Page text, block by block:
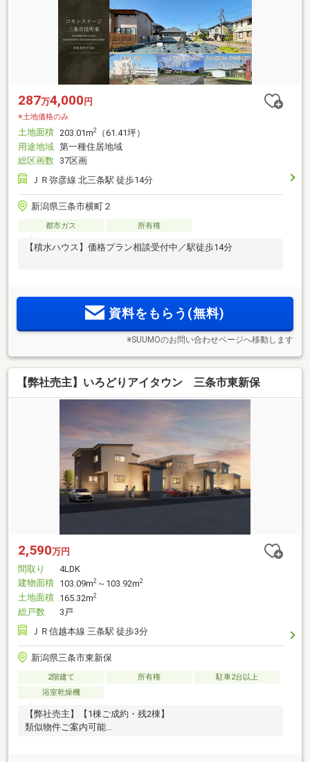
287万4,000 円
※土地価格のみ
土地面積 203.01m2
（61.41坪）
用途地域 第一種住居地域
総区画数 37区画
ＪＲ弥彦線 北三条駅 徒歩14分
新潟県三条市横町２
都市ガス 所有権
【積水ハウス】価格プラン相談受付中／駅徒歩14分
資料をもらう(無料)
※SUUMOのお問い合わせページへ移動します
【弊社売主】いろどりアイタウン 三条市東新保
2,590万円
間取り
4LDK
建物面積 103.09m2 ～103.92m2
土地面積 165.32m2
総戸数
3戸
ＪＲ信越本線 三条駅 徒歩3分
新潟県三条市東新保
2階建て 所有権
駐車2台以上
浴室乾燥機
【弊社売主】【1棟ご成約・残2棟】
類似物件ご案内可能